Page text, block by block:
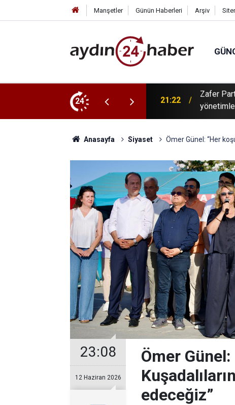
Manşetler Günün Haberleri Arşiv
24
Aydın susuzluğa değil, çözüm üreten
19:48
Anasayfa Siyaset Ömer Günel: “Her
23:08
12 Haziran 2026
Ömer
edeceğiz”